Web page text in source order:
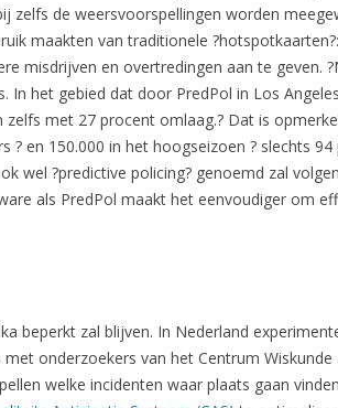
zelfs de weersvoorspellingen worden
maakten van traditionele
misdrijven en overtredingen aan te geven.
In het gebied dat door PredPol in Los
met 27 procent omlaag.? Dat is
? en 150.000 in het hoogseizoen ? slechts
wel ?predictive policing? genoemd zal
als PredPol maakt het eenvoudiger om
beperkt zal blijven. In Nederland
onderzoekers van het Centrum
welke incidenten waar plaats gaan